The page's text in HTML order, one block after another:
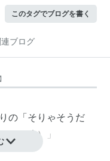
このタグでブログを書く
ブログ
】
の「そりゃそうだ
の（略）」